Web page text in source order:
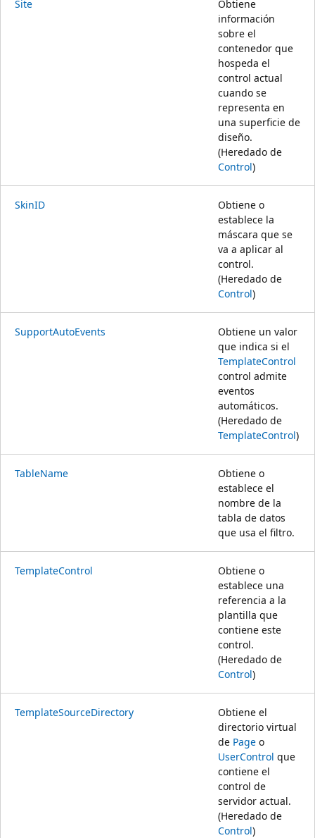
Site
Obtiene
información
sobre el
contenedor que
hospeda el
control actual
cuando se
representa en
una superficie de
diseño.
(Heredado de
Control)
SkinID
Obtiene o
establece la
máscara que se
va a aplicar al
control.
(Heredado de
Control)
SupportAutoEvents
Obtiene un valor
que indica si el
TemplateControl
control admite
eventos
automáticos.
(Heredado de
TemplateControl)
TableName
Obtiene o
establece el
nombre de la
tabla de datos
que usa el filtro.
TemplateControl
Obtiene o
establece una
referencia a la
plantilla que
contiene este
control.
(Heredado de
Control)
TemplateSourceDirectory
Obtiene el
directorio virtual
de Page o
UserControl que
contiene el
control de
servidor actual.
(Heredado de
Control)